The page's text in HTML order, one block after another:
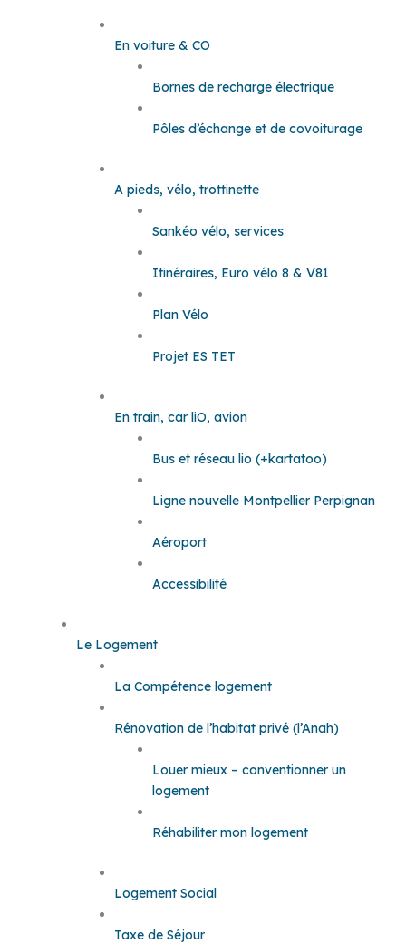
En voiture & CO
Bornes de recharge électrique
Pôles d’échange et de covoiturage
A pieds, vélo, trottinette
Sankéo vélo, services
Itinéraires, Euro vélo 8 & V81
Plan Vélo
Projet ES TET
En train, car liO, avion
Bus et réseau lio (+kartatoo)
Ligne nouvelle Montpellier Perpignan
Aéroport
Accessibilité
Le Logement
La Compétence logement
Rénovation de l’habitat privé (l’Anah)
Louer mieux – conventionner un
logement
Réhabiliter mon logement
Logement Social
Taxe de Séjour